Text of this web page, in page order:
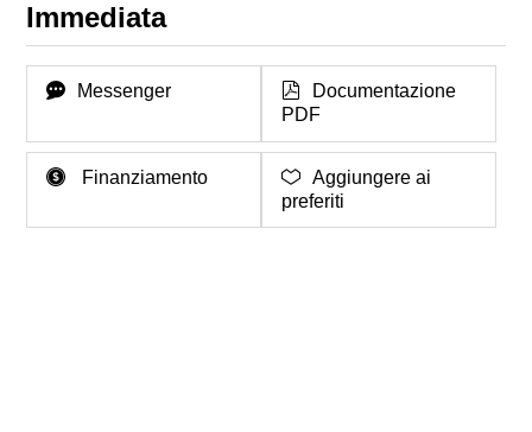
Immediata
Messenger
Documentazione
PDF
Finanziamento
Aggiungere ai
preferiti